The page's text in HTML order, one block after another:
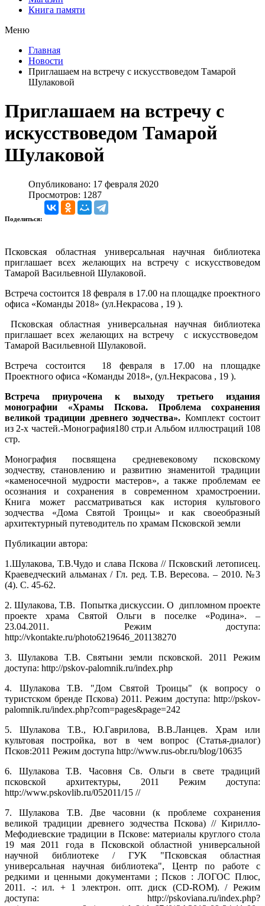
Книга памяти
Меню
Главная
Новости
Приглашаем на встречу с искусствоведом Тамарой
Шулаковой
Приглашаем на встречу с
искусствоведом Тамарой
Шулаковой
Опубликовано: 17 февраля 2020
Просмотров: 1287
Поделиться:
Псковская областная универсальная научная библиотека
приглашает всех желающих на встречу с искусствоведом
Тамарой Васильевной Шулаковой.
Встреча состоится 18 февраля в 17.00 на площадке проектного
офиса «Команды 2018» (ул.Некрасова , 19 ).
Псковская областная универсальная научная библиотека
приглашает всех желающих на встречу с искусствоведом
Тамарой Васильевной Шулаковой.
Встреча состоится 18 февраля в 17.00 на площадке
Проектного офиса «Команды 2018», (ул.Некрасова , 19 ).
Встреча приурочена к выходу третьего издания
монографии «Храмы Пскова. Проблема сохранения
великой традиции древнего зодчества». Комплект состоит
из 2-х частей.-Монография180 стр.и Альбом иллюстраций 108
стр.
Монография посвящена средневековому псковскому
зодчеству, становлению и развитию знаменитой традиции
«каменосечной мудрости мастеров», а также проблемам ее
осознания и сохранения в современном храмостроении.
Книга может рассматриваться как история культового
зодчества «Дома Святой Троицы» и как своеобразный
архитектурный путеводитель по храмам Псковской земли
Публикации автора:
1.Шулакова, Т.В.Чудо и слава Пскова // Псковский летописец.
Краеведческий альманах / Гл. ред. Т.В. Вересова. – 2010. №3
(4). С. 45-62.
2. Шулакова, Т.В. Попытка дискуссии. О дипломном проекте
проекте храма Святой Ольги в поселке «Родина». –
23.04.2011. Режим доступа:
http://vkontakte.ru/photo6219646_201138270
3. Шулакова Т.В. Святыни земли псковской. 2011 Режим
доступа: http://pskov-palomnik.ru/index.php
4. Шулакова Т.В. "Дом Святой Троицы" (к вопросу о
туристском бренде Пскова) 2011. Режим доступа: http://pskov-
palomnik.ru/index.php?com=pages&page=242
5. Шулакова Т.В., Ю.Гаврилова, В.В.Ланцев. Храм или
культовая постройка, вот в чем вопрос (Статья-диалог)
Псков:2011 Режим доступа http://www.rus-obr.ru/blog/10635
6. Шулакова Т.В. Часовня Св. Ольги в свете традиций
псковской архитектуры, 2011 Режим доступа:
http://www.pskovlib.ru/052011/15 //
7. Шулакова Т.В. Две часовни (к проблеме сохранения
великой традиции древнего зодчества Пскова) // Кирилло-
Мефодиевские традиции в Пскове: материалы круглого стола
19 мая 2011 года в Псковской областной универсальной
научной библиотеке / ГУК "Псковская областная
универсальная научная библиотека", Центр по работе с
редкими и ценными документами ; Псков : ЛОГОС Плюс,
2011. -: ил. + 1 электрон. опт. диск (CD-ROM). / Режим
доступа: http://pskoviana.ru/index.php?